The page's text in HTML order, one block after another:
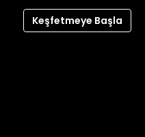
Keşfetmeye Başla